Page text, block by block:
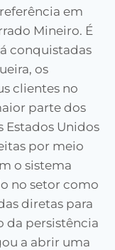
em
Mineiro. É
conquistadas
os
clientes no
parte dos
Estados Unidos
por meio
o sistema
no setor como
diretas para
da persistência
a abrir uma